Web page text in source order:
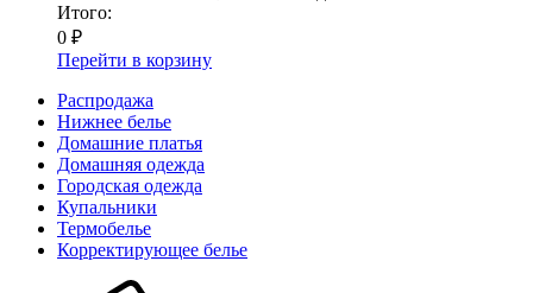
Итого:
0 ₽
Перейти в корзину
Распродажа
Нижнее белье
Домашние платья
Домашняя одежда
Городская одежда
Купальники
Термобелье
Корректирующее белье